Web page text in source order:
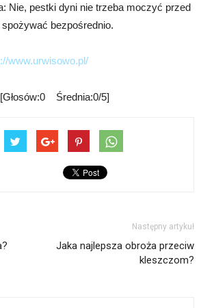
Nie, pestki dyni nie trzeba moczyć przed
bezpośrednio.
www.urwisowo.pl/
[Głosów:0 Średnia:0/5]
Następny artykuł
Jaka najlepsza obroża przeciw
kleszczom?